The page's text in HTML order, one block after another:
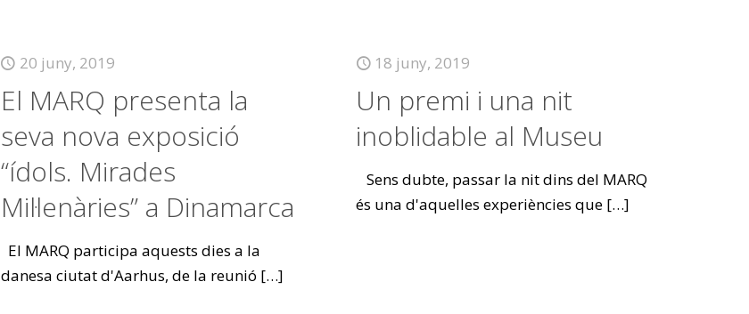
20 juny, 2019
El MARQ presenta la
seva nova exposició
“ídols. Mirades
Mil·lenàries” a Dinamarca
El MARQ participa aquests dies a la
danesa ciutat d'Aarhus, de la reunió […]
18 juny, 2019
Un premi i una nit
inoblidable al Museu
Sens dubte, passar la nit dins del MARQ
és una d'aquelles experiències que […]